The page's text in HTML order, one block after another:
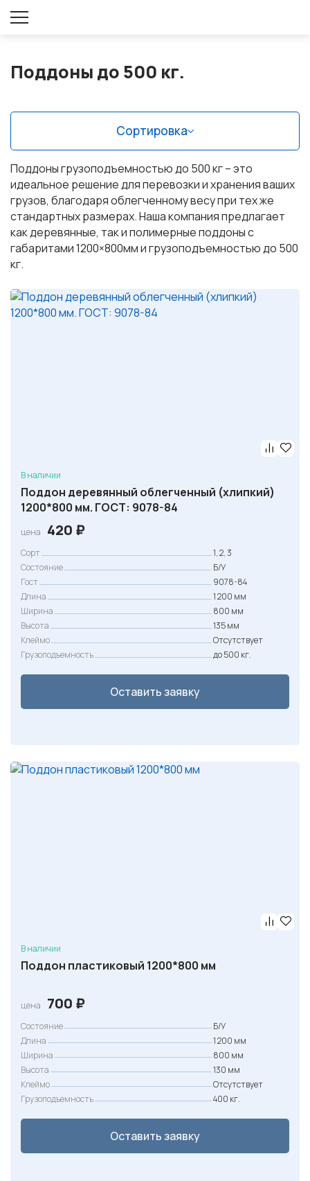
Поддоны до 500 кг.
Сортировка
Поддоны грузоподъемностью до 500 кг – это
идеальное решение для перевозки и хранения ваших
грузов, благодаря облегченному весу при тех же
стандартных размерах. Наша компания предлагает
как деревянные, так и полимерные поддоны с
габаритами 1200×800мм и грузоподъемностью до 500
кг.
В наличии
Поддон деревянный облегченный (хлипкий)
1200*800 мм. ГОСТ: 9078-84
цена 420 ₽
Сорт
1, 2, 3
Состояние
Б/У
Гост
9078-84
Длина
1 200 мм
Ширина
800 мм
Высота
135 мм
Клеймо
Отсутствует
Грузоподъемность
до 500 кг.
Оставить заявку
В наличии
Поддон пластиковый 1200*800 мм
цена 700 ₽
Состояние
Б/У
Длина
1 200 мм
Ширина
800 мм
Высота
130 мм
Клеймо
Отсутствует
Грузоподъемность
400 кг.
Оставить заявку